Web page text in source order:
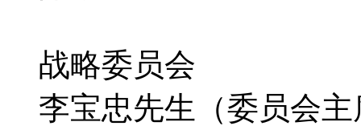
战略委员会
李宝忠先生（委员会主